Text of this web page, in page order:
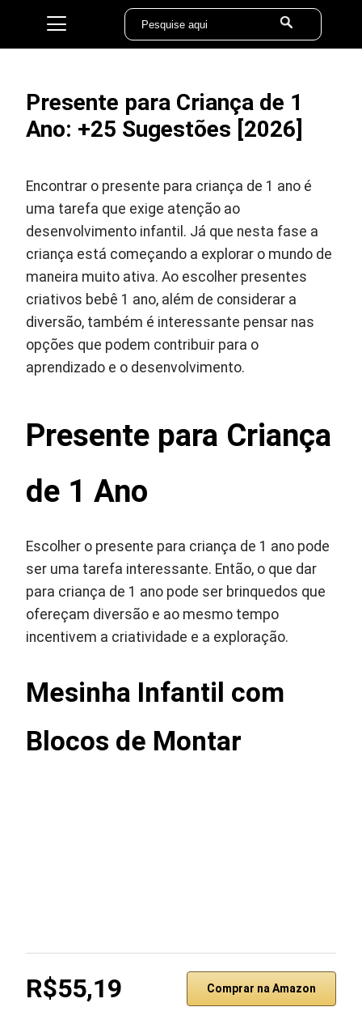
Presente para Criança de 1
Ano: +25 Sugestões [2026]
Encontrar o presente para criança de 1 ano é
uma tarefa que exige atenção ao
desenvolvimento infantil. Já que nesta fase a
criança está começando a explorar o mundo de
maneira muito ativa. Ao escolher presentes
criativos bebê 1 ano, além de considerar a
diversão, também é interessante pensar nas
opções que podem contribuir para o
aprendizado e o desenvolvimento.
Presente para Criança
de 1 Ano
Escolher o presente para criança de 1 ano pode
ser uma tarefa interessante. Então, o que dar
para criança de 1 ano pode ser brinquedos que
ofereçam diversão e ao mesmo tempo
incentivem a criatividade e a exploração.
Mesinha Infantil com
Blocos de Montar
R$55,19 Comprar na Amazon